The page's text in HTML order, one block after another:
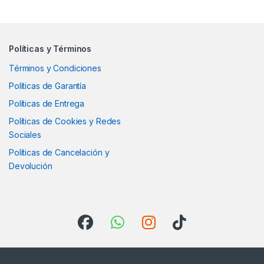
Políticas y Términos
Términos y Condiciones
Políticas de Garantía
Políticas de Entrega
Políticas de Cookies y Redes
Sociales
Políticas de Cancelación y
Devolución